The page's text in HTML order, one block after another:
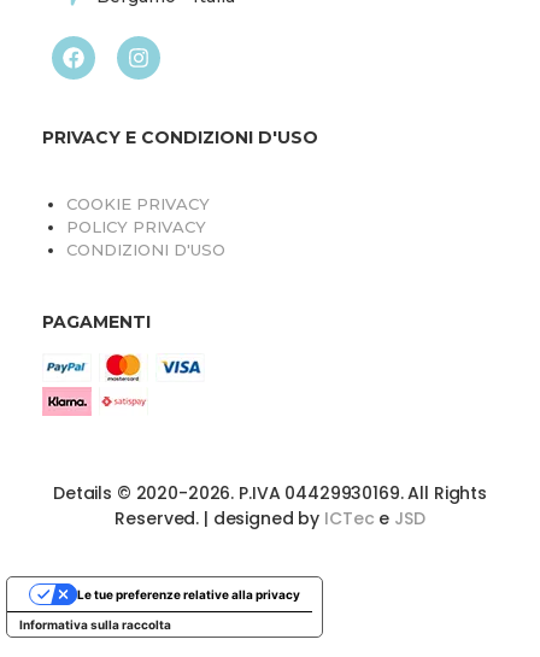
PRIVACY E CONDIZIONI D'USO
COOKIE PRIVACY
POLICY PRIVACY
CONDIZIONI D'USO
PAGAMENTI
Details © 2020-2026. P.IVA 04429930169. All Rights
Reserved. | designed by ICTec e JSD
Informativa sulla raccolta
Le tue preferenze relative alla privacy